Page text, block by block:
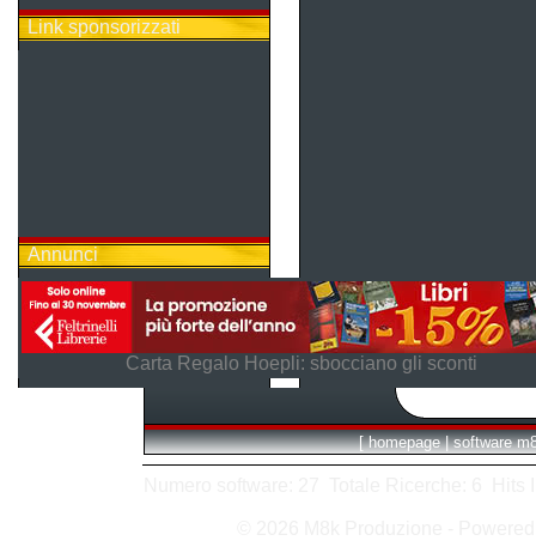
Link sponsorizzati
Annunci
Carta Regalo Hoepli: sbocciano gli sconti
[ homepage | software